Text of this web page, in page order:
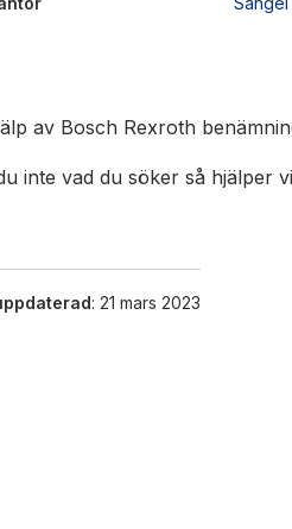
av Bosch Rexroth
inte vad du söker så hjälper
: 21 mars 2023